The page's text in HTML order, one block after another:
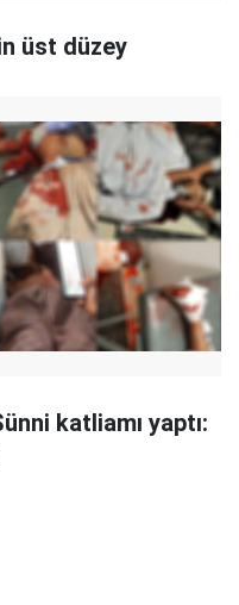
üst düzey
katliamı yaptı: